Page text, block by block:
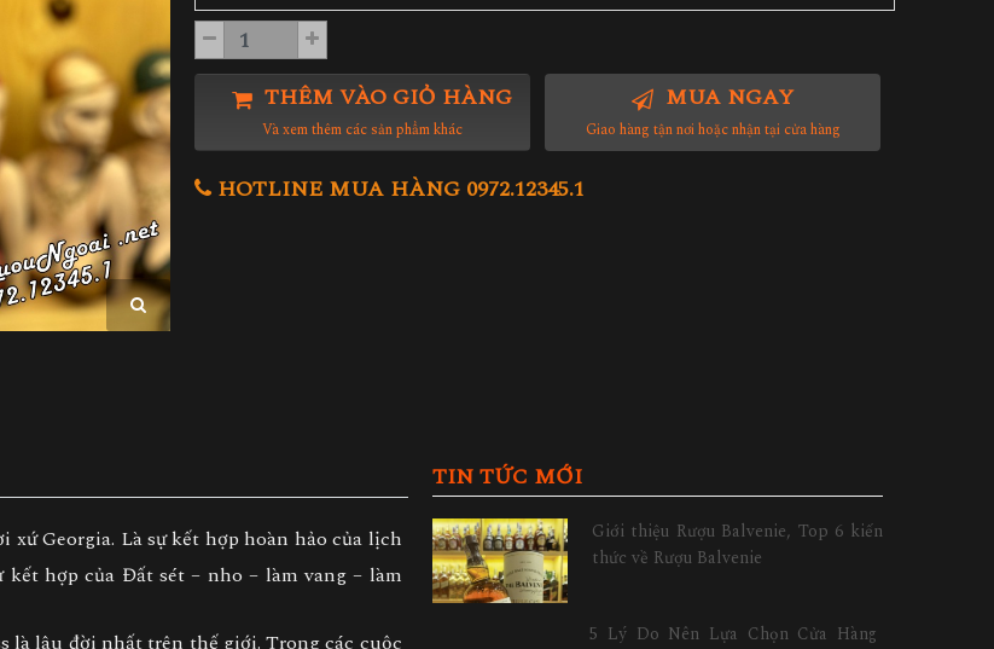
THÊM VÀO GIỎ HÀNG
Và xem thêm các sản phẩm khác
MUA NGAY
Giao hàng tận nơi hoặc nhận tại cửa hàng
HOTLINE MUA HÀNG 0972.12345.1
xứ Georgia. Là sự kết hợp hoàn hảo của lịch
hợp của Đất sét – nho – làm vang – làm
là lâu đời nhất trên thế giới. Trong các cuộc
TIN TỨC MỚI
Giới thiệu Rượu Balvenie, Top 6 kiến
thức về Rượu Balvenie
5 Lý Do Nên Lựa Chọn Cửa Hàng